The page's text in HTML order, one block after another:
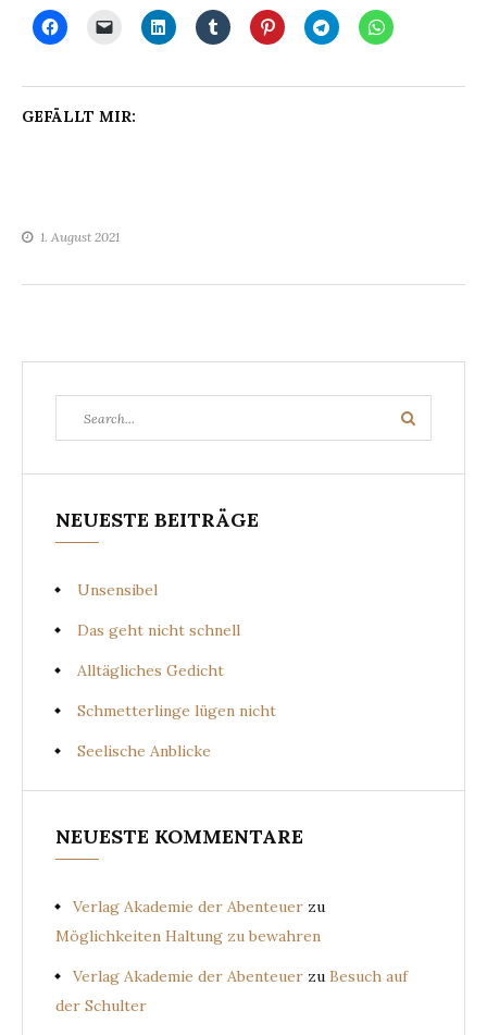
GEFÄLLT MIR:
1. August 2021
for:
Search
NEUESTE BEITRÄGE
Unsensibel
Das geht nicht schnell
Alltägliches Gedicht
Schmetterlinge lügen nicht
Seelische Anblicke
NEUESTE KOMMENTARE
Verlag Akademie der Abenteuer zu
Möglichkeiten Haltung zu bewahren
Verlag Akademie der Abenteuer zu Besuch auf
der Schulter